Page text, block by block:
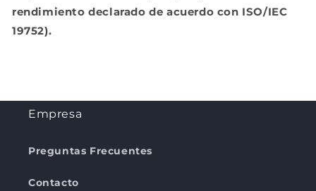
rendimiento declarado de acuerdo con ISO/IEC
19752).
Empresa
Preguntas Frecuentes
Contacto